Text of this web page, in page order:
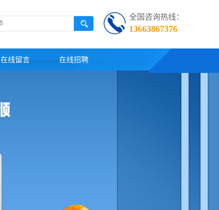
全国咨询热线：
13663867376
在线留言 在线招聘